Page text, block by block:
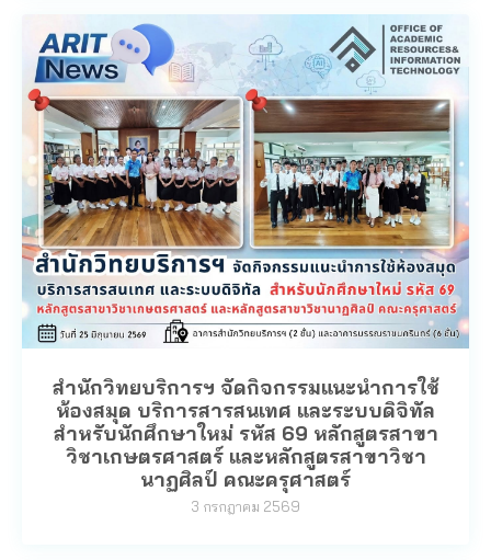
สำนักวิทยบริการฯ จัดกิจกรรมแนะนำการใช้
ห้องสมุด บริการสารสนเทศ และระบบดิจิทัล
สำหรับนักศึกษาใหม่ รหัส 69 หลักสูตรสาขา
วิชาเกษตรศาสตร์ และหลักสูตรสาขาวิชา
นาฏศิลป์ คณะครุศาสตร์
3 กรกฎาคม 2569